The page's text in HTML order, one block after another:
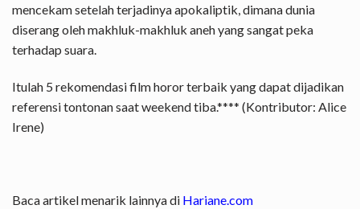
mencekam setelah terjadinya apokaliptik, dimana dunia
diserang oleh makhluk-makhluk aneh yang sangat peka
terhadap suara.
Itulah 5 rekomendasi film horor terbaik yang dapat dijadikan
referensi tontonan saat weekend tiba.**** (Kontributor: Alice
Irene)
Baca artikel menarik lainnya di Hariane.com